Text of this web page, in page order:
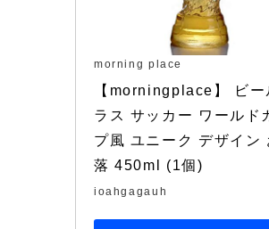
morning place
【morningplace】 ビー
ラス サッカー ワールド
プ風 ユニーク デザイン
落 450ml (1個)
ioahgagauh